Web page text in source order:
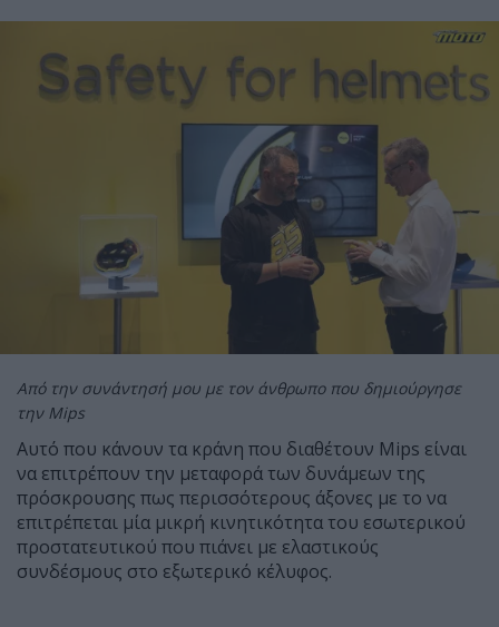
Αυτό που κάνουν τα κράνη που διαθέτουν Mips είναι
να επιτρέπουν την μεταφορά των δυνάμεων της
πρόσκρουσης πως περισσότερους άξονες με το να
επιτρέπεται μία μικρή κινητικότητα του εσωτερικού
προστατευτικού που πιάνει με ελαστικούς
συνδέσμους στο εξωτερικό κέλυφος.
Από την συνάντησή μου με τον άνθρωπο που δημιούργησε
την Mips